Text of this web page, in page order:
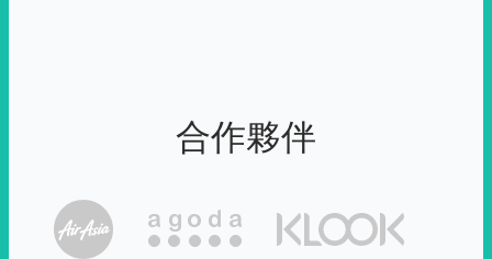
合作夥伴